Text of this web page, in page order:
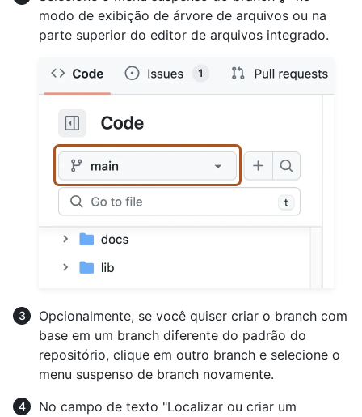
modo de exibição de árvore de arquivos ou na
parte superior do editor de arquivos integrado.
Opcionalmente, se você quiser criar o branch com
base em um branch diferente do padrão do
repositório, clique em outro branch e selecione o
menu suspenso de branch novamente.
No campo de texto "Localizar ou criar um